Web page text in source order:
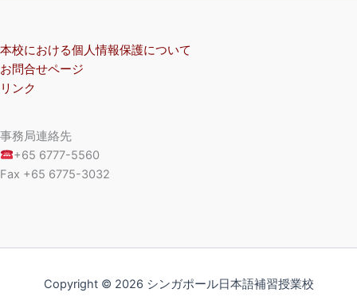
本校における個人情報保護について
お問合せページ
リンク
事務局連絡先
+65 6777-5560
Fax +65 6775-3032
Copyright © 2026 シンガポール日本語補習授業校